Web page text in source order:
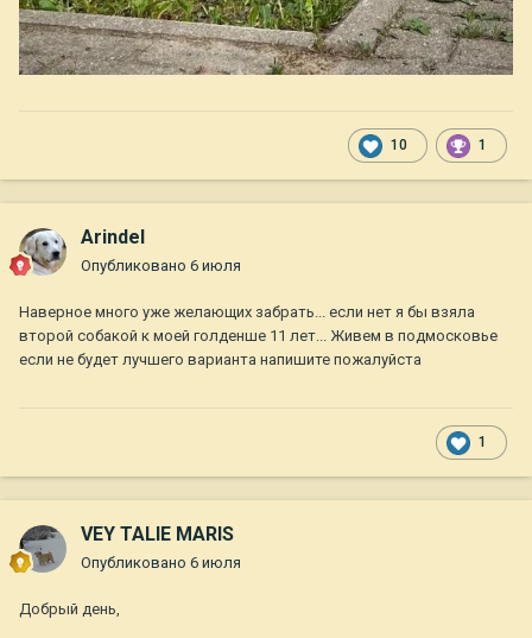
10 1
Arindel
Опубликовано 6 июля
Наверное много уже желающих забрать... если нет я бы взяла
второй собакой к моей голденше 11 лет... Живем в подмосковье
если не будет лучшего варианта напишите пожалуйста
1
VEY TALIE MARIS
Опубликовано 6 июля
Добрый день,